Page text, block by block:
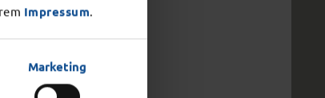
Impressum.
Marketing